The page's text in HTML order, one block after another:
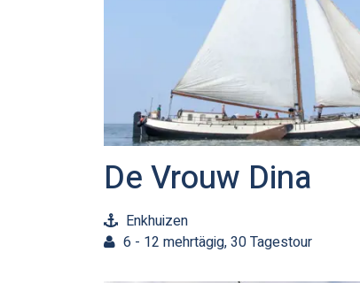
De Vrouw Dina
Enkhuizen
6 - 12 mehrtägig, 30 Tagestour